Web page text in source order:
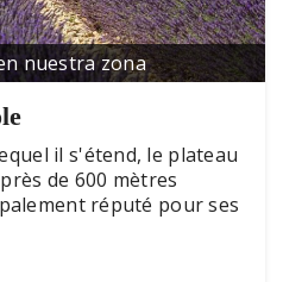
nuestra zona
il s'étend, le plateau
de 600 mètres
réputé pour ses
un spectacle naturel
tout au long de